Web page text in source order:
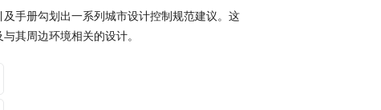
手册勾划出一系列城市设计控制规范建议。这
其周边环境相关的设计。